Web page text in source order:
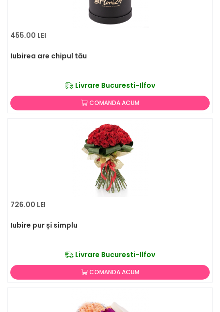
455.00 LEI
Iubirea are chipul tău
Livrare Bucuresti-Ilfov
COMANDA ACUM
726.00 LEI
Iubire pur și simplu
Livrare Bucuresti-Ilfov
COMANDA ACUM